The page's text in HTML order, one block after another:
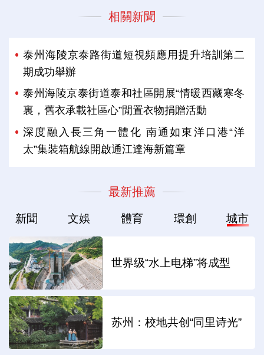
相關新聞
泰州海陵京泰路街道短視頻應用提升培訓第二
期成功舉辦
泰州海陵京泰街道泰和社區開展“情暖西藏寒冬
裏，舊衣承載社區心”閒置衣物捐贈活動
深度融入長三角一體化 南通如東洋口港“洋
太”集裝箱航線開啟通江達海新篇章
最新推薦
新聞 文娛 體育 環創 城市
世界级“水上电梯”将成型
苏州：校地共创“同里诗光”